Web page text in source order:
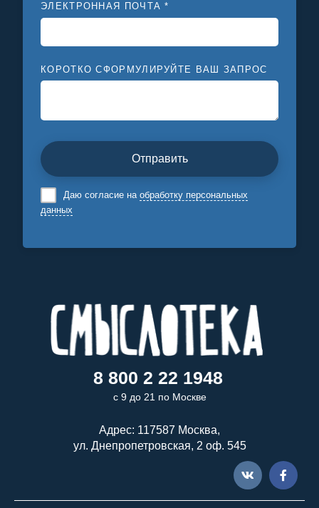
ЭЛЕКТРОННАЯ ПОЧТА *
КОРОТКО СФОРМУЛИРУЙТЕ ВАШ ЗАПРОС
Отправить
Даю согласие на обработку персональных
данных
8 800 2 22 1948
с 9 до 21 по Москве
Адрес: 117587 Москва,
ул. Днепропетровская, 2 оф. 545